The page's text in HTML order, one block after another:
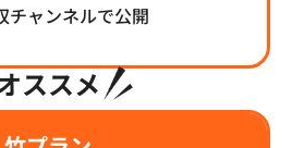
チャンネルで公開
ススメ